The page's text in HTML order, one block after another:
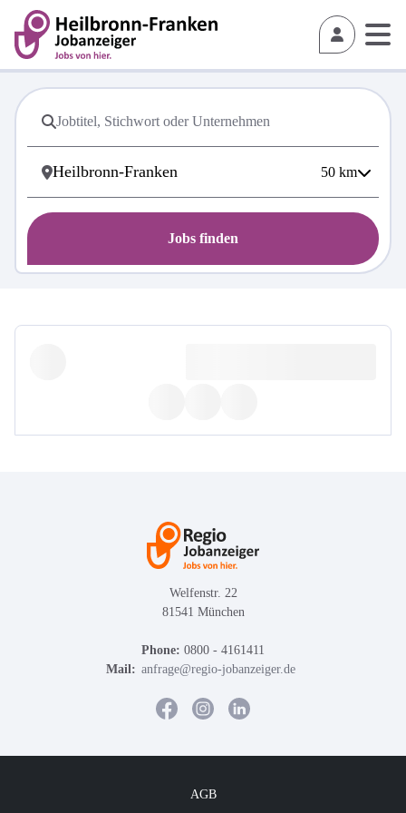
50 km
Jobs finden
Welfenstr. 22
81541 München
Phone: 0800 - 4161411
Mail: anfrage@regio-jobanzeiger.de
AGB